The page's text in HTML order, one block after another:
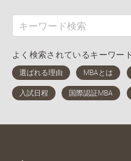
よく検索されているキーワー